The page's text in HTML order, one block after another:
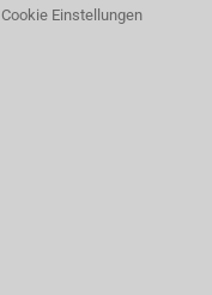
Cookie Einstellungen